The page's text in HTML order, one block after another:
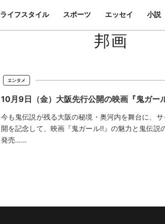
ライフスタイル スポーツ エッセイ 小説
邦画
エンタメ
10月9日（金）大阪先行公開の映画『鬼ガ
今も鬼伝説が残る大阪の秘境・奥河内を舞台に、
開を記念して、映画『鬼ガール!!』の魅力と鬼伝
発売……